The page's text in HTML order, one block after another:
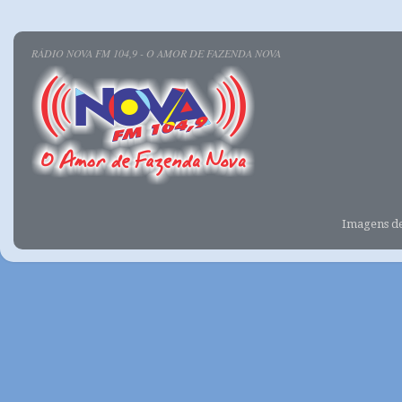
RÁDIO NOVA FM 104,9 - O AMOR DE FAZENDA NOVA
Imagens